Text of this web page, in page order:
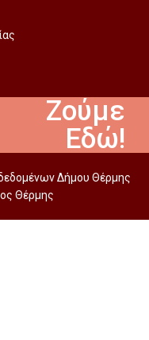
Ζούμε
Εδώ!
Δήμου Θέρμης
Θέρμης